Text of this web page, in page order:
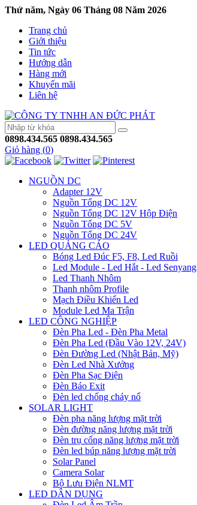
Thứ năm, Ngày 06 Tháng 08 Năm 2026
Trang chủ
Giới thiệu
Tin tức
Hướng dẫn
Hàng mới
Khuyến mãi
Liên hệ
0898.434.565 0898.434.565
Giỏ hàng (0)
NGUỒN DC
Adapter 12V
Nguồn Tổng DC 12V
Nguồn Tổng DC 12V Hộp Điện
Nguồn Tổng DC 5V
Nguồn Tổng DC 24V
LED QUẢNG CÁO
Bóng Led Đúc F5, F8, Led Ruồi
Led Module - Led Hắt - Led Senyang
Led Thanh Nhôm
Thanh nhôm Profile
Mạch Điều Khiển Led
Module Led Ma Trận
LED CÔNG NGHIỆP
Đèn Pha Led - Đèn Pha Metal
Đèn Pha Led (Đầu Vào 12V, 24V)
Đèn Đường Led (Nhật Bản, Mỹ)
Đèn Led Nhà Xưởng
Đèn Pha Sạc Điện
Đèn Báo Exit
Đèn led chống cháy nổ
SOLAR LIGHT
Đèn pha năng lượng mặt trời
Đèn đường năng lượng mặt trời
Đèn trụ cổng năng lượng mặt trời
Đèn led búp năng lượng mặt trời
Solar Panel
Camera Solar
Bộ Lưu Điện NLMT
LED DÂN DỤNG